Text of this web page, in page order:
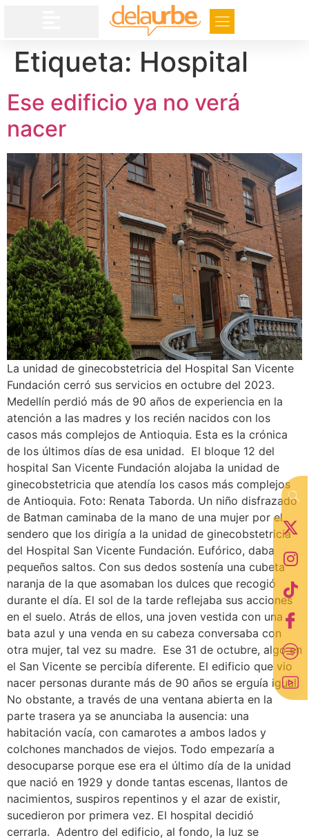
Etiqueta: Hospital
Ese edificio ya no verá
nacer
La unidad de ginecobstetricia del Hospital San Vicente
Fundación cerró sus servicios en octubre del 2023.
Medellín perdió más de 90 años de experiencia en la
atención a las madres y los recién nacidos con los
casos más complejos de Antioquia. Esta es la crónica
de los últimos días de esa unidad. El bloque 12 del
hospital San Vicente Fundación alojaba la unidad de
ginecobstetricia que atendía los casos más complejos
de Antioquia. Foto: Renata Taborda. Un niño disfrazado
de Batman caminaba de la mano de una mujer por el
sendero que los dirigía a la unidad de ginecobstetricia
del Hospital San Vicente Fundación. Eufórico, daba
pequeños saltos. Con sus dedos sostenía una cubeta
naranja de la que asomaban los dulces que recogió
durante el día. El sol de la tarde reflejaba sus acciones
en el suelo. Atrás de ellos, una joven vestida con una
bata azul y una venda en su cabeza conversaba con
otra mujer, tal vez su madre. Ese 31 de octubre, algo en
el San Vicente se percibía diferente. El edificio que vio
nacer personas durante más de 90 años se erguía igual.
No obstante, a través de una ventana abierta en la
parte trasera ya se anunciaba la ausencia: una
habitación vacía, con camarotes a ambos lados y
colchones manchados de viejos. Todo empezaría a
desocuparse porque ese era el último día de la unidad
que nació en 1929 y donde tantas escenas, llantos de
nacimientos, suspiros repentinos y el azar de existir,
sucedieron por primera vez. El hospital decidió
cerrarla. Adentro del edificio, al fondo, la luz se